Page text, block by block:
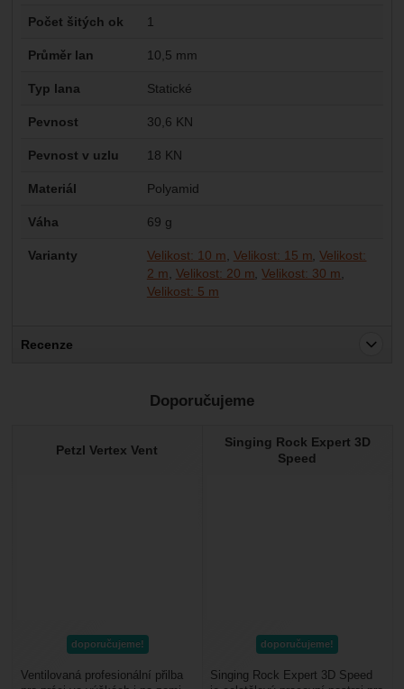
Počet šitých ok 1
Průměr lan 10,5 mm
Typ lana Statické
Pevnost 30,6 KN
Pevnost v uzlu 18 KN
Materiál Polyamid
Váha 69 g
Varianty Velikost: 10 m Velikost: 15 m Velikost:
2 m Velikost: 20 m Velikost: 30 m
Velikost: 5 m
Recenze
Nebyla přidána žádná recenze.
Doporučujeme
Petzl Vertex Vent
doporučujeme!
Ventilovaná profesionální přilba
Singing Rock Expert 3D
Speed
doporučujeme!
Singing Rock Expert 3D Speed